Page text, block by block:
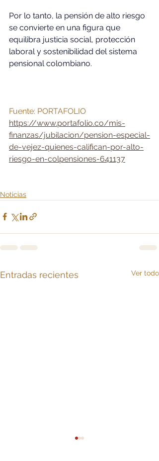
Por lo tanto, la pensión de alto riesgo
se convierte en una figura que
equilibra justicia social, protección
laboral y sostenibilidad del sistema
pensional colombiano.
Fuente: PORTAFOLIO
https://www.portafolio.co/mis-
finanzas/jubilacion/pension-especial-
de-vejez-quienes-califican-por-alto-
riesgo-en-colpensiones-641137
Noticias
Entradas recientes Ver todo